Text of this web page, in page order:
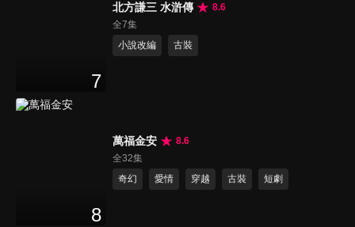
7
北方謙三 水滸傳
8.6
全7集
小說改編
古裝
8
萬福金安
8.6
全32集
奇幻
愛情 穿越 古裝 短劇